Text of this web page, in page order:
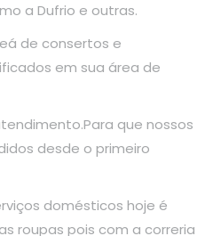
a Dufrio e outras.
de consertos e
em sua área de
que nossos
desde o primeiro
domésticos hoje é
roupas pois com a correria